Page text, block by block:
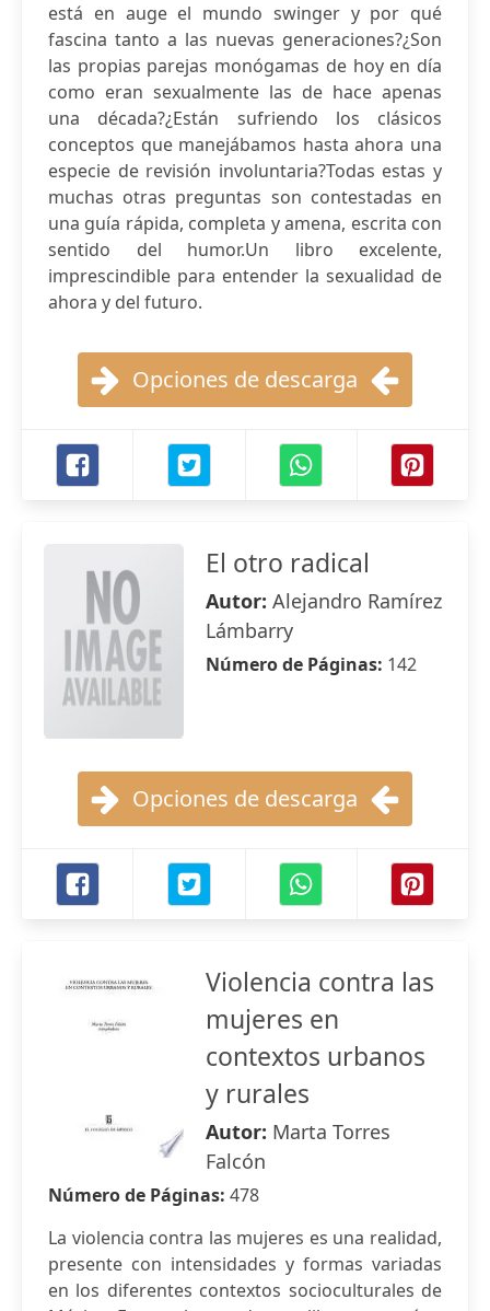
está en auge el mundo swinger y por qué
fascina tanto a las nuevas generaciones?¿Son
las propias parejas monógamas de hoy en día
como eran sexualmente las de hace apenas
una década?¿Están sufriendo los clásicos
conceptos que manejábamos hasta ahora una
especie de revisión involuntaria?Todas estas y
muchas otras preguntas son contestadas en
una guía rápida, completa y amena, escrita con
sentido del humor.Un libro excelente,
imprescindible para entender la sexualidad de
ahora y del futuro.
Opciones de descarga
El otro radical
Autor: Alejandro Ramírez
Lámbarry
Número de Páginas: 142
Opciones de descarga
Violencia contra las
mujeres en
contextos urbanos
y rurales
Autor: Marta Torres
Falcón
Número de Páginas: 478
La violencia contra las mujeres es una realidad,
presente con intensidades y formas variadas
en los diferentes contextos socioculturales de